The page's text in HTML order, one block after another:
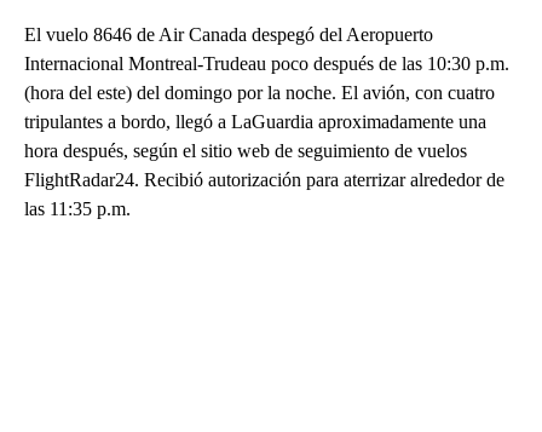
El vuelo 8646 de Air Canada despegó del Aeropuerto
Internacional Montreal-Trudeau poco después de las 10:30 p.m.
(hora del este) del domingo por la noche. El avión, con cuatro
tripulantes a bordo, llegó a LaGuardia aproximadamente una
hora después, según el sitio web de seguimiento de vuelos
FlightRadar24. Recibió autorización para aterrizar alrededor de
las 11:35 p.m.